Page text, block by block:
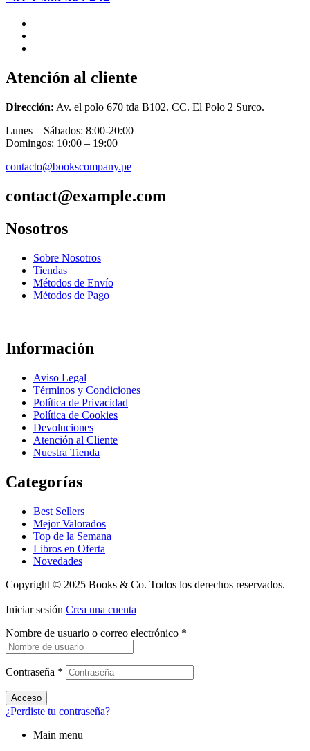
Atención al cliente
Dirección: Av. el polo 670 tda B102. CC. El Polo 2 Surco.
Lunes – Sábados: 8:00-20:00
Domingos: 10:00 – 19:00
contacto@bookscompany.pe
contact@example.com
Nosotros
Sobre Nosotros
Tiendas
Métodos de Envío
Métodos de Pago
Información
Aviso Legal
Términos y Condiciones
Política de Privacidad
Política de Cookies
Devoluciones
Atención al Cliente
Nuestra Tienda
Categorías
Best Sellers
Mejor Valorados
Top de la Semana
Libros en Oferta
Novedades
Copyright © 2025 Books & Co. Todos los derechos reservados.
Iniciar sesión Crea una cuenta
Nombre de usuario o correo electrónico *
Contraseña *
Acceso
¿Perdiste tu contraseña?
Main menu